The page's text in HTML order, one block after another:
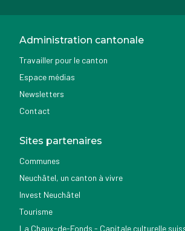
Administration cantonale
Travailler pour le canton
Espace médias
Newsletters
Contact
Sites partenaires
Communes
Neuchâtel, un canton à vivre
Invest Neuchâtel
Tourisme
La Chaux-de-Fonds - Capitale culturelle